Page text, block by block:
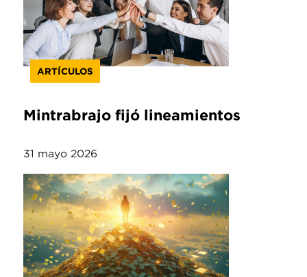
ARTÍCULOS
Mintrabrajo fijó lineamientos
31 mayo 2026